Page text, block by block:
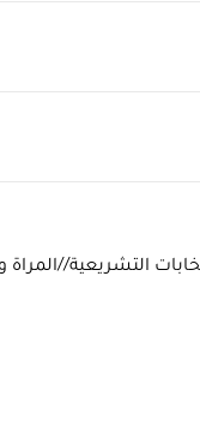
التشريعية//